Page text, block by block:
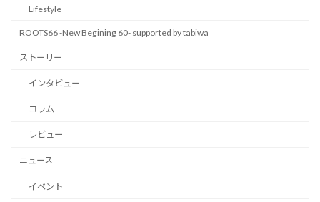
Lifestyle
ROOTS66 -New Begining 60- supported by tabiwa
ストーリー
インタビュー
コラム
レビュー
ニュース
イベント